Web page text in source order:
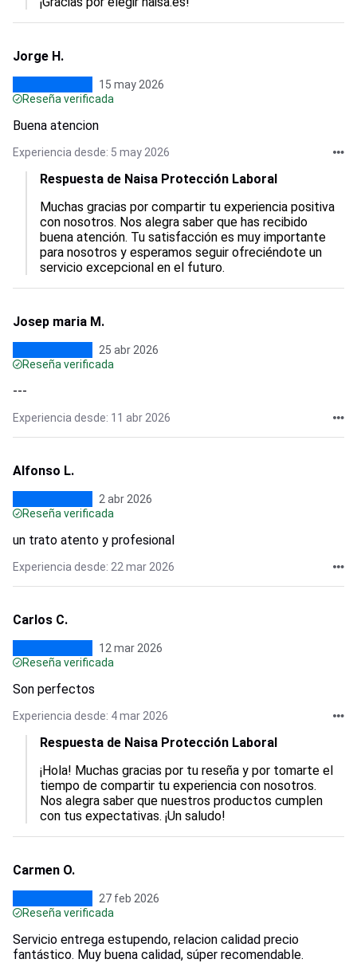
Jorge H.
15 may 2026
Reseña verificada
Buena atencion
Experiencia desde: 5 may 2026
Respuesta de Naisa Protección Laboral
Muchas gracias por compartir tu experiencia positiva
con nosotros. Nos alegra saber que has recibido
buena atención. Tu satisfacción es muy importante
para nosotros y esperamos seguir ofreciéndote un
servicio excepcional en el futuro.
Josep maria M.
25 abr 2026
Reseña verificada
---
Experiencia desde: 11 abr 2026
Alfonso L.
2 abr 2026
Reseña verificada
un trato atento y profesional
Experiencia desde: 22 mar 2026
Carlos C.
12 mar 2026
Reseña verificada
Son perfectos
Experiencia desde: 4 mar 2026
Respuesta de Naisa Protección Laboral
¡Hola! Muchas gracias por tu reseña y por tomarte el
tiempo de compartir tu experiencia con nosotros.
Nos alegra saber que nuestros productos cumplen
con tus expectativas. ¡Un saludo!
Carmen O.
27 feb 2026
Reseña verificada
Servicio entrega estupendo, relacion calidad precio
fantástico. Muy buena calidad, súper recomendable.